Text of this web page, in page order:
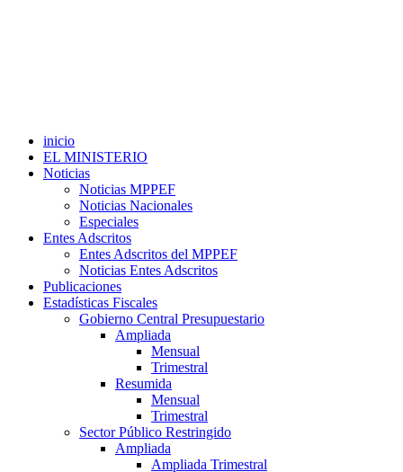
inicio
EL MINISTERIO
Noticias
Noticias MPPEF
Noticias Nacionales
Especiales
Entes Adscritos
Entes Adscritos del MPPEF
Noticias Entes Adscritos
Publicaciones
Estadísticas Fiscales
Gobierno Central Presupuestario
Ampliada
Mensual
Trimestral
Resumida
Mensual
Trimestral
Sector Público Restringido
Ampliada
Ampliada Trimestral